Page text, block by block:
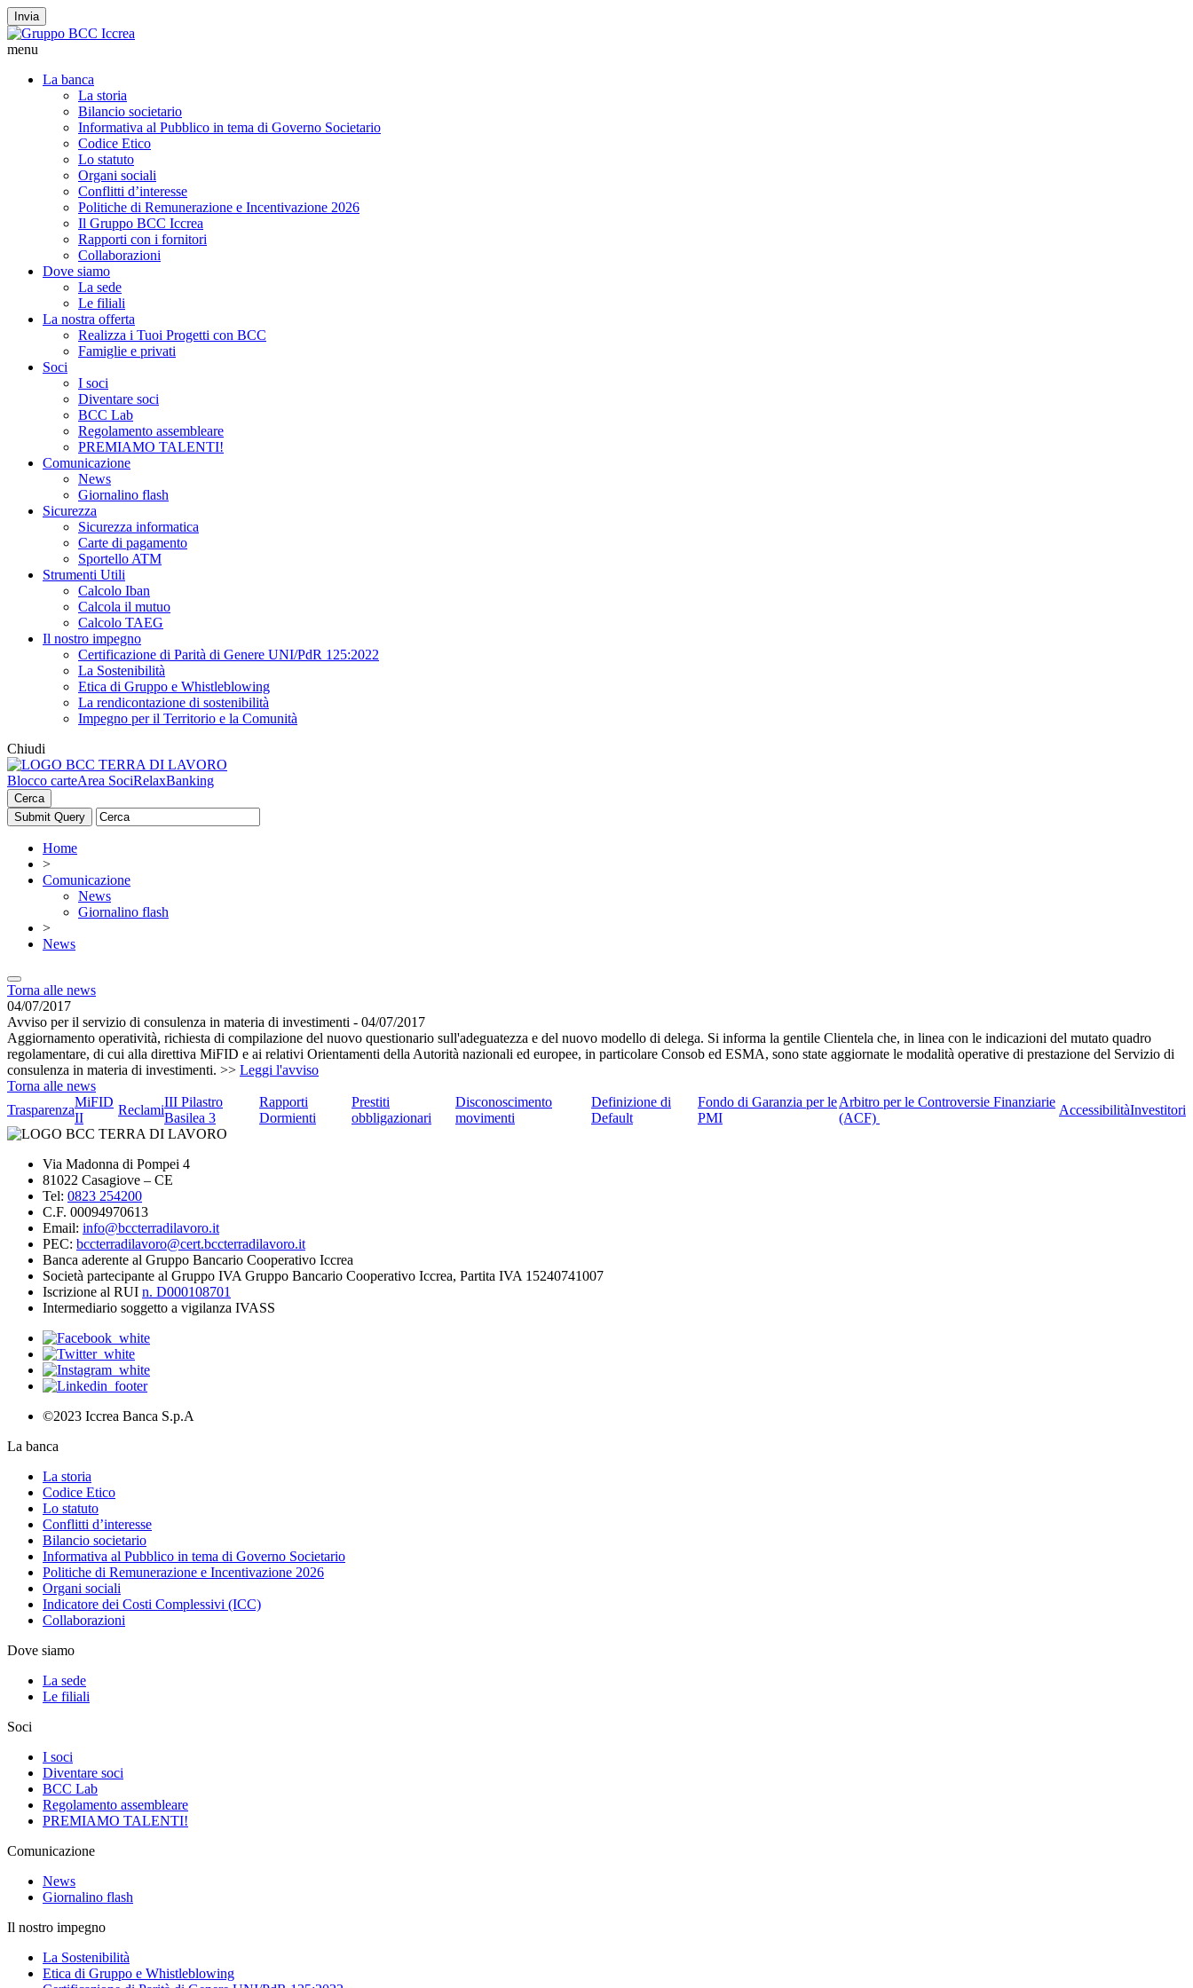
Invia
menu
La banca
La storia
Bilancio societario
Informativa al Pubblico in tema di Governo Societario
Codice Etico
Lo statuto
Organi sociali
Conflitti d’interesse
Politiche di Remunerazione e Incentivazione 2026
Il Gruppo BCC Iccrea
Rapporti con i fornitori
Collaborazioni
Dove siamo
La sede
Le filiali
La nostra offerta
Realizza i Tuoi Progetti con BCC
Famiglie e privati
Soci
I soci
Diventare soci
BCC Lab
Regolamento assembleare
PREMIAMO TALENTI!
Comunicazione
News
Giornalino flash
Sicurezza
Sicurezza informatica
Carte di pagamento
Sportello ATM
Strumenti Utili
Calcolo Iban
Calcola il mutuo
Calcolo TAEG
Il nostro impegno
Certificazione di Parità di Genere UNI/PdR 125:2022
La Sostenibilità
Etica di Gruppo e Whistleblowing
La rendicontazione di sostenibilità
Impegno per il Territorio e la Comunità
Chiudi
Blocco carteArea SociRelaxBanking
Cerca
Home
>
Comunicazione
News
Giornalino flash
>
News
Torna alle news
04/07/2017
Avviso per il servizio di consulenza in materia di investimenti - 04/07/2017
Aggiornamento operatività, richiesta di compilazione del nuovo questionario sull'adeguatezza e del nuovo modello di delega. Si informa la gentile Clientela che, in linea con le indicazioni del mutato quadro
regolamentare, di cui alla direttiva MiFID e ai relativi Orientamenti della Autorità nazionali ed europee, in particolare Consob ed ESMA, sono state aggiornate le modalità operative di prestazione del Servizio di
consulenza in materia di investimenti. >> Leggi l'avviso
Torna alle news
Trasparenza
MiFID
II
Reclami
III Pilastro
Basilea 3
Rapporti
Dormienti
Prestiti
obbligazionari
Disconoscimento
movimenti
Definizione di
Default
Fondo di Garanzia per le
PMI
Arbitro per le Controversie Finanziarie
(ACF)
AccessibilitàInvestitori
Via Madonna di Pompei 4
81022 Casagiove – CE
Tel: 0823 254200
C.F. 00094970613
Email: info@bccterradilavoro.it
PEC: bccterradilavoro@cert.bccterradilavoro.it
Banca aderente al Gruppo Bancario Cooperativo Iccrea
Società partecipante al Gruppo IVA Gruppo Bancario Cooperativo Iccrea, Partita IVA 15240741007
Iscrizione al RUI n. D000108701
Intermediario soggetto a vigilanza IVASS
©2023 Iccrea Banca S.p.A
La banca
La storia
Codice Etico
Lo statuto
Conflitti d’interesse
Bilancio societario
Informativa al Pubblico in tema di Governo Societario
Politiche di Remunerazione e Incentivazione 2026
Organi sociali
Indicatore dei Costi Complessivi (ICC)
Collaborazioni
Dove siamo
La sede
Le filiali
Soci
I soci
Diventare soci
BCC Lab
Regolamento assembleare
PREMIAMO TALENTI!
Comunicazione
News
Giornalino flash
Il nostro impegno
La Sostenibilità
Etica di Gruppo e Whistleblowing